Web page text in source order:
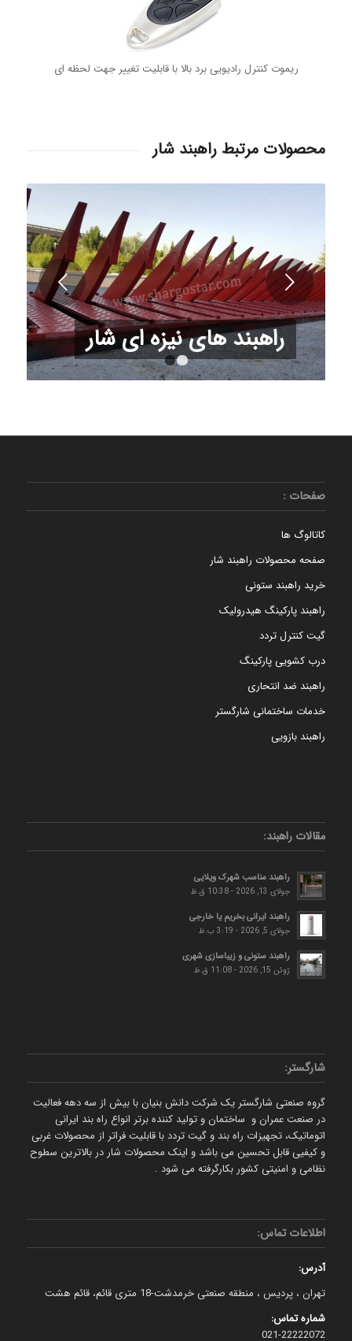
ریموت کنترل رادیویی برد بالا با قابلیت تغییر جهت لحظه ای
محصولات مرتبط راهبند شار
راهبند های نیزه ای شار
قبلی
1 2
صفحات :
کاتالوگ ها
صفحه محصولات راهبند شار
خرید راهبند ستونی
راهبند پارکینگ هیدرولیک
گیت کنترل تردد
درب کشویی پارکینگ
راهبند ضد انتحاری
خدمات ساختمانی شارگستر
راهبند بازویی
مقالات راهبند:
راهبند مناسب شهرک ویلایی
جولای 13, 2026 - 10:38 ق.ظ
راهبند ایرانی بخریم یا خارجی
جولای 5, 2026 - 3:19 ب.ظ
راهبند ستونی و زیباسازی شهری
ژوئن 15, 2026 - 11:08 ق.ظ
شارگستر:
گروه صنعتی شارگستر یک شرکت دانش بنیان با بیش از سه دهه فعالیت
در صنعت عمران و ساختمان و تولید کننده برتر انواع راه بند ایرانی
اتوماتیک، تجهیزات راه بند و گیت تردد با قابلیت فراتر از محصولات غربی
و کیفیی قابل تحسین می باشد و اینک محصولات شار در بالاترین سطوح
نظامی و امنیتی کشور بکارگرفته می شود .
اطلاعات تماس:
آدرس:
تهران ، پردیس ، منطقه صنعتی خرمدشت-18 متری قائم، قائم هشت
شماره تماس:
021-22222072